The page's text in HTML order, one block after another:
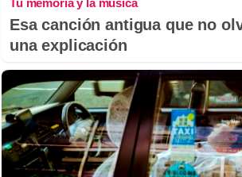
Tu memoria y la música
Esa canción antigua que no
una explicación